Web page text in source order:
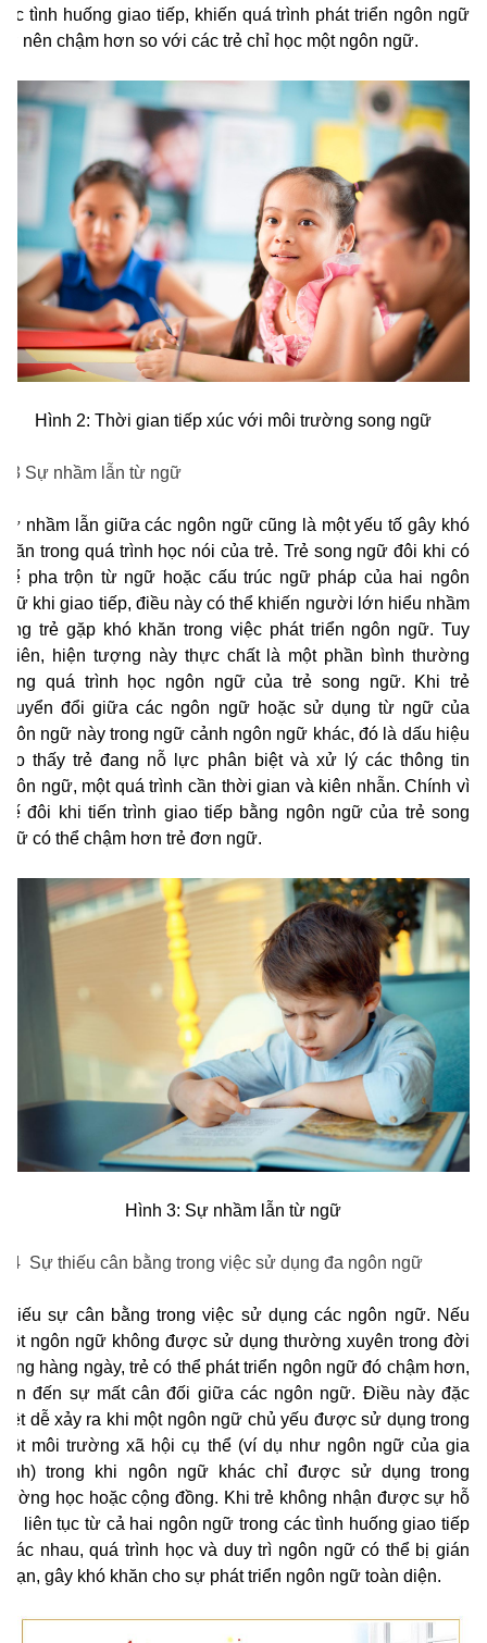
tình huống giao tiếp, khiến quá trình phát triển ngôn ngữ
nên chậm hơn so với các trẻ chỉ học một ngôn ngữ.
Hình 2: Thời gian tiếp xúc với môi trường song ngữ
Sự nhầm lẫn từ ngữ
nhầm lẫn giữa các ngôn ngữ cũng là một yếu tố gây khó
trong quá trình học nói của trẻ. Trẻ song ngữ đôi khi có
pha trộn từ ngữ hoặc cấu trúc ngữ pháp của hai ngôn
khi giao tiếp, điều này có thể khiến người lớn hiểu nhầm
trẻ gặp khó khăn trong việc phát triển ngôn ngữ. Tuy
hiện tượng này thực chất là một phần bình thường
quá trình học ngôn ngữ của trẻ song ngữ. Khi trẻ
đổi giữa các ngôn ngữ hoặc sử dụng từ ngữ của
ngữ này trong ngữ cảnh ngôn ngữ khác, đó là dấu hiệu
thấy trẻ đang nỗ lực phân biệt và xử lý các thông tin
ngữ, một quá trình cần thời gian và kiên nhẫn. Chính vì
đôi khi tiến trình giao tiếp bằng ngôn ngữ của trẻ song
có thể chậm hơn trẻ đơn ngữ.
Hình 3: Sự nhầm lẫn từ ngữ
Sự thiếu cân bằng trong việc sử dụng đa ngôn ngữ
sự cân bằng trong việc sử dụng các ngôn ngữ. Nếu
ngôn ngữ không được sử dụng thường xuyên trong đời
hàng ngày, trẻ có thể phát triển ngôn ngữ đó chậm hơn,
đến sự mất cân đối giữa các ngôn ngữ. Điều này đặc
dễ xảy ra khi một ngôn ngữ chủ yếu được sử dụng trong
môi trường xã hội cụ thể (ví dụ như ngôn ngữ của gia
trong khi ngôn ngữ khác chỉ được sử dụng trong
học hoặc cộng đồng. Khi trẻ không nhận được sự hỗ
liên tục từ cả hai ngôn ngữ trong các tình huống giao tiếp
nhau, quá trình học và duy trì ngôn ngữ có thể bị gián
gây khó khăn cho sự phát triển ngôn ngữ toàn diện.